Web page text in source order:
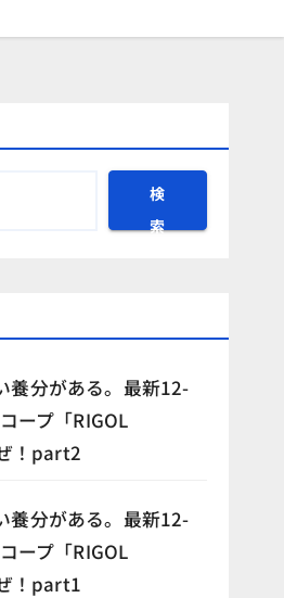
検
索
養分がある。最新12-
ープ「RIGOL
！part2
養分がある。最新12-
ープ「RIGOL
！part1